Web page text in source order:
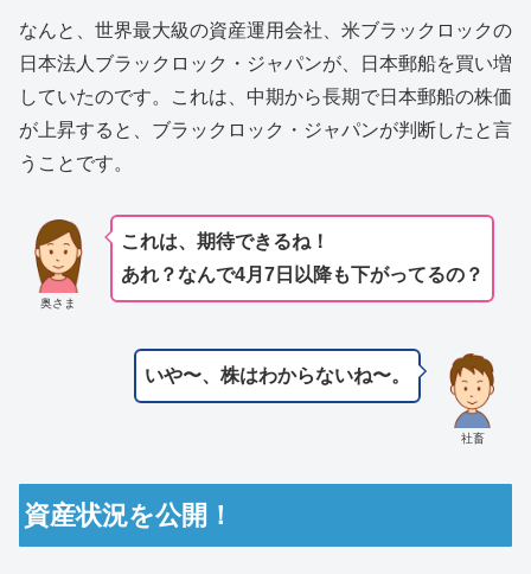
なんと、世界最大級の資産運用会社、米ブラックロックの
日本法人ブラックロック・ジャパンが、日本郵船を買い増
していたのです。これは、中期から長期で日本郵船の株価
が上昇すると、ブラックロック・ジャパンが判断したと言
うことです。
奥さま
これは、期待できるね！
あれ？なんで4月7日以降も下がってるの？
社畜
いや〜、株はわからないね〜。
資産状況を公開！